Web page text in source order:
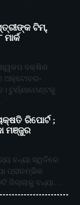
ଟିମ୍,
ଦକ୍ଷିଣ
ଅକ୍ଟୋବର-
ଟୁର୍ଣ୍ଣାମେଣ୍ଟକୁ
ରିପୋର୍ଟ ;
ମଞ୍ଜୁର
ବନ୍ୟା ସ୍ଥିତିରେ
ପ୍ରାରମ୍ଭିକ
ଜିଲ୍ଲାକୁ ବନ୍ୟା…